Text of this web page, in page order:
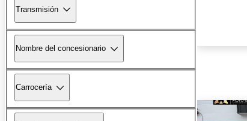
Transmisión
Nombre del concesionario
Carrocería